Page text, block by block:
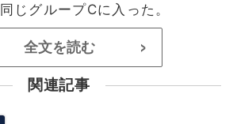
じグループCに入った。
全文を読む >
関連記事